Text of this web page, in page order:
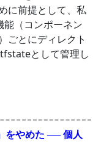
に前提として、私
（コンポーネン
ごとにディレクト
として管理し
をやめた ── 個人